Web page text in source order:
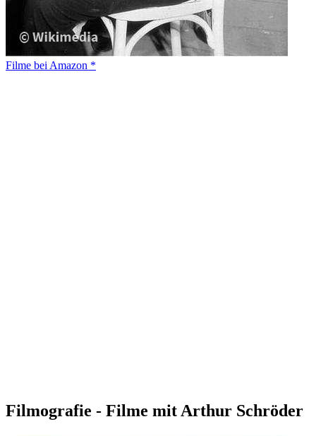
Filme bei Amazon *
Filmografie - Filme mit Arthur Schröder